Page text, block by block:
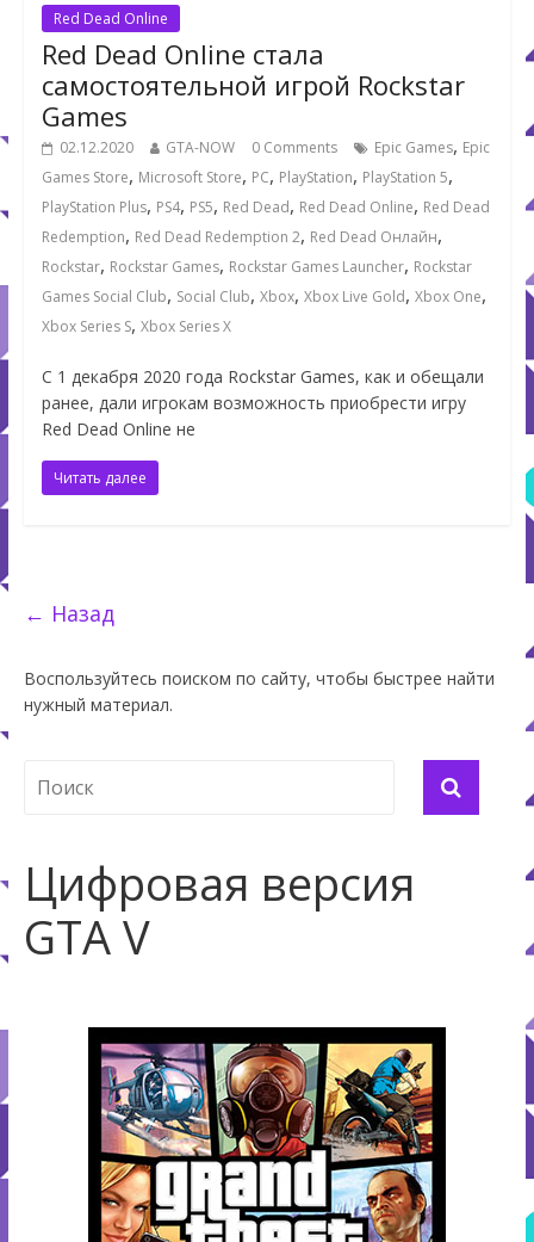
Red Dead Online
Red Dead Online стала
самостоятельной игрой Rockstar
Games
02.12.2020 GTA-NOW 0 Comments Epic Games, Epic
Games Store, Microsoft Store, PC, PlayStation, PlayStation 5,
PlayStation Plus, PS4, PS5, Red Dead, Red Dead Online, Red Dead
Redemption, Red Dead Redemption 2, Red Dead Онлайн,
Rockstar, Rockstar Games, Rockstar Games Launcher, Rockstar
Games Social Club, Social Club, Xbox, Xbox Live Gold, Xbox One,
Xbox Series S, Xbox Series X
С 1 декабря 2020 года Rockstar Games, как и обещали
ранее, дали игрокам возможность приобрести игру
Red Dead Online не
Читать далее
← Назад
Воспользуйтесь поиском по сайту, чтобы быстрее найти
нужный материал.
Цифровая версия
GTA V